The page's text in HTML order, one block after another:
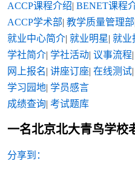
ACCP课程介绍| BENET课程
ACCP学术部| 教学质量管理部
就业中心简介| 就业明星| 就业
学社简介| 学社活动| 议事流程|
网上报名| 讲座订座| 在线测试|
学习园地| 学员感言
成绩查询| 考试题库
一名北京北大青鸟学校
分享到：